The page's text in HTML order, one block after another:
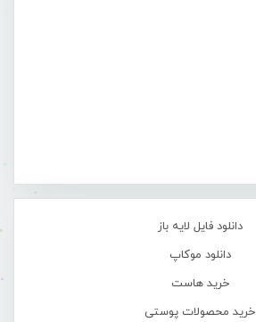
دانلود فایل لایه باز
دانلود موکاپ
خرید هاست
خرید محصولات پوستی